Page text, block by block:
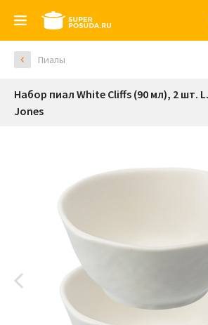
Пиалы
Набор пиал White Cliffs (90 мл), 2 шт.
Jones